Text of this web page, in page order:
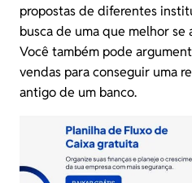
propostas de diferentes
busca de uma que melhor se
Você também pode
vendas para conseguir uma
antigo de um banco.